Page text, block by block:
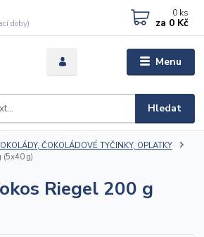
Menu
Hledat
doby)
0 ks
za 0 Kč
ČOKOLÁDOVÉ TYČINKY, OPLATKY
(5x40 g)
Riegel 200 g